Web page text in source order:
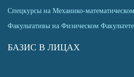
Спецкурсы на Механико-
Факультативы на Физическом
БАЗИС В ЛИЦАХ